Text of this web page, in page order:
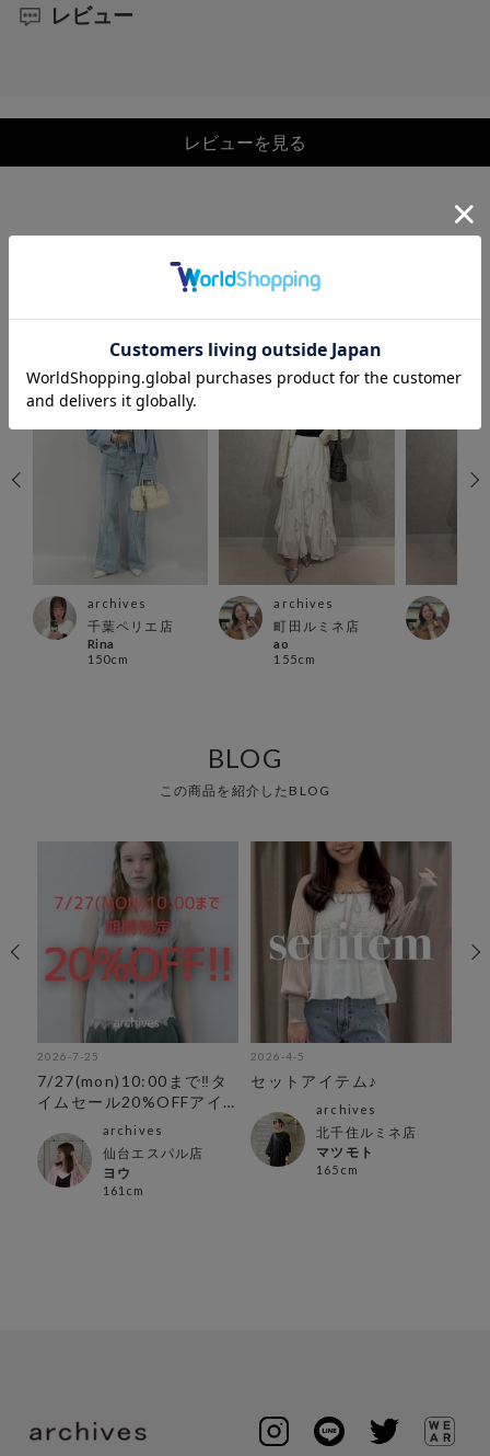
レビュー
レビューを見る
COORDINATE
archives
千葉ペリエ店
Rina
150cm
archives
町田ルミネ店
ao
155cm
BLOG
この商品を紹介したBLOG
2026-7-25
7/27(mon)10:00まで‼︎タ
イムセール20%OFFアイ
archives
仙台エスパル店
ヨウ
161cm
2026-4-5
セットアイテム♪
archives
北千住ルミネ店
マツモト
165cm